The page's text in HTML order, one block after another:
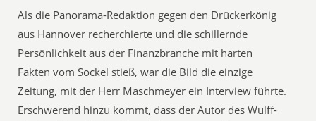
Als die Panorama-Redaktion gegen den Drückerkönig
aus Hannover recherchierte und die schillernde
Persönlichkeit aus der Finanzbranche mit harten
Fakten vom Sockel stieß, war die Bild die einzige
Zeitung, mit der Herr Maschmeyer ein Interview führte.
Erschwerend hinzu kommt, dass der Autor des Wulff-